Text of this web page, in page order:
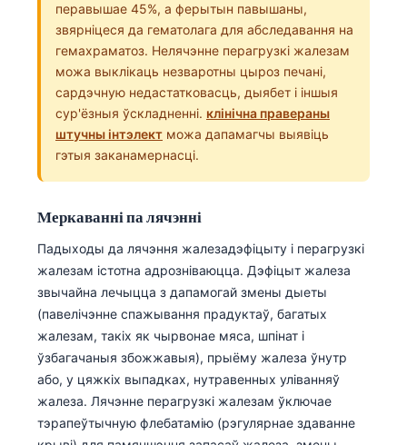
перавышае 45%, а ферытын павышаны,
звярніцеся да гематолага для абследавання на
гемахраматоз. Нелячэнне перагрузкі жалезам
можа выклікаць незваротны цыроз печані,
сардэчную недастатковасць, дыябет і іншыя
сур'ёзныя ўскладненні. клінічна правераны
штучны інтэлект можа дапамагчы выявіць
гэтыя заканамернасці.
Меркаванні па лячэнні
Падыходы да лячэння жалезадэфіцыту і перагрузкі
жалезам істотна адрозніваюцца. Дэфіцыт жалеза
звычайна лечыцца з дапамогай змены дыеты
(павелічэнне спажывання прадуктаў, багатых
жалезам, такіх як чырвонае мяса, шпінат і
ўзбагачаныя збожжавыя), прыёму жалеза ўнутр
або, у цяжкіх выпадках, нутравенных уліванняў
жалеза. Лячэнне перагрузкі жалезам ўключае
тэрапеўтычную флебатамію (рэгулярнае здаванне
Shqip
বাংলা
اردو
मराठी
తెలుగు
தமிழ்
ગુજરાતી
ಕನ್ನಡ
Bahasa Melayu
Tiếng Việt
Tagalog
ไทย
ဗမာစာ
ភាសាខ្មែរ